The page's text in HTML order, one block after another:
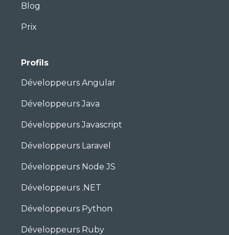
Blog
Prix
Profils
Développeurs Angular
Développeurs Java
Développeurs Javascript
Développeurs Laravel
Développeurs Node JS
Développeurs .NET
Développeurs Python
Développeurs Ruby